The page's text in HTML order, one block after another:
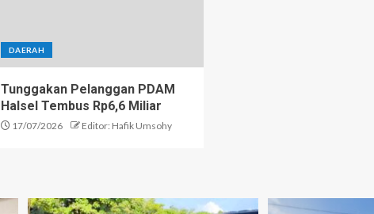
DAERAH
Tunggakan Pelanggan PDAM
Halsel Tembus Rp6,6 Miliar
17/07/2026 Editor: Hafik Umsohy